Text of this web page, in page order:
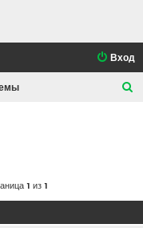
Вход
1 из1